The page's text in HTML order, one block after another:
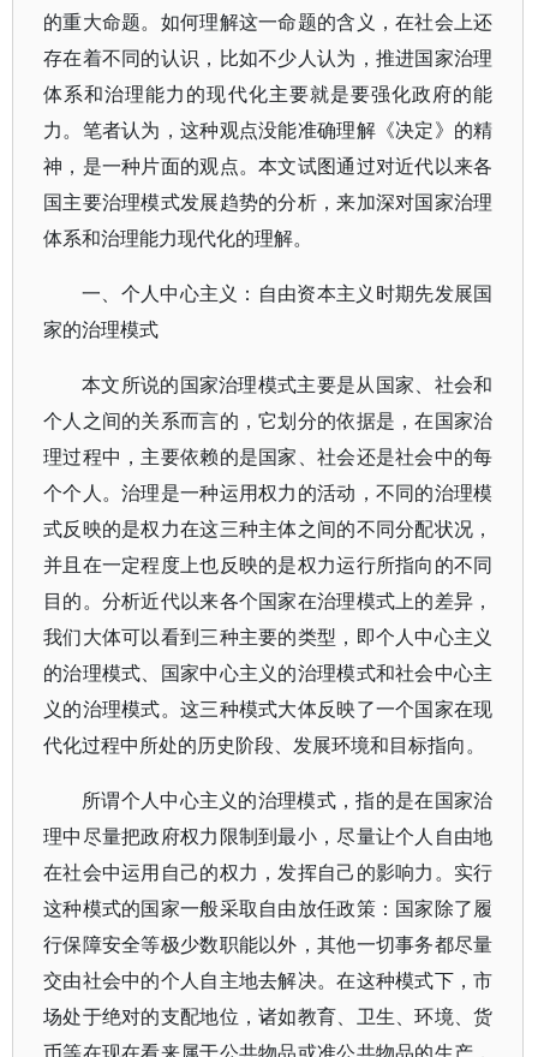
的重大命题。如何理解这一命题的含义，在社会上还
存在着不同的认识，比如不少人认为，推进国家治理
体系和治理能力的现代化主要就是要强化政府的能
力。笔者认为，这种观点没能准确理解《决定》的精
神，是一种片面的观点。本文试图通过对近代以来各
国主要治理模式发展趋势的分析，来加深对国家治理
体系和治理能力现代化的理解。
一、个人中心主义：自由资本主义时期先发展国
家的治理模式
本文所说的国家治理模式主要是从国家、社会和
个人之间的关系而言的，它划分的依据是，在国家治
理过程中，主要依赖的是国家、社会还是社会中的每
个个人。治理是一种运用权力的活动，不同的治理模
式反映的是权力在这三种主体之间的不同分配状况，
并且在一定程度上也反映的是权力运行所指向的不同
目的。分析近代以来各个国家在治理模式上的差异，
我们大体可以看到三种主要的类型，即个人中心主义
的治理模式、国家中心主义的治理模式和社会中心主
义的治理模式。这三种模式大体反映了一个国家在现
代化过程中所处的历史阶段、发展环境和目标指向。
所谓个人中心主义的治理模式，指的是在国家治
理中尽量把政府权力限制到最小，尽量让个人自由地
在社会中运用自己的权力，发挥自己的影响力。实行
这种模式的国家一般采取自由放任政策：国家除了履
行保障安全等极少数职能以外，其他一切事务都尽量
交由社会中的个人自主地去解决。在这种模式下，市
场处于绝对的支配地位，诸如教育、卫生、环境、货